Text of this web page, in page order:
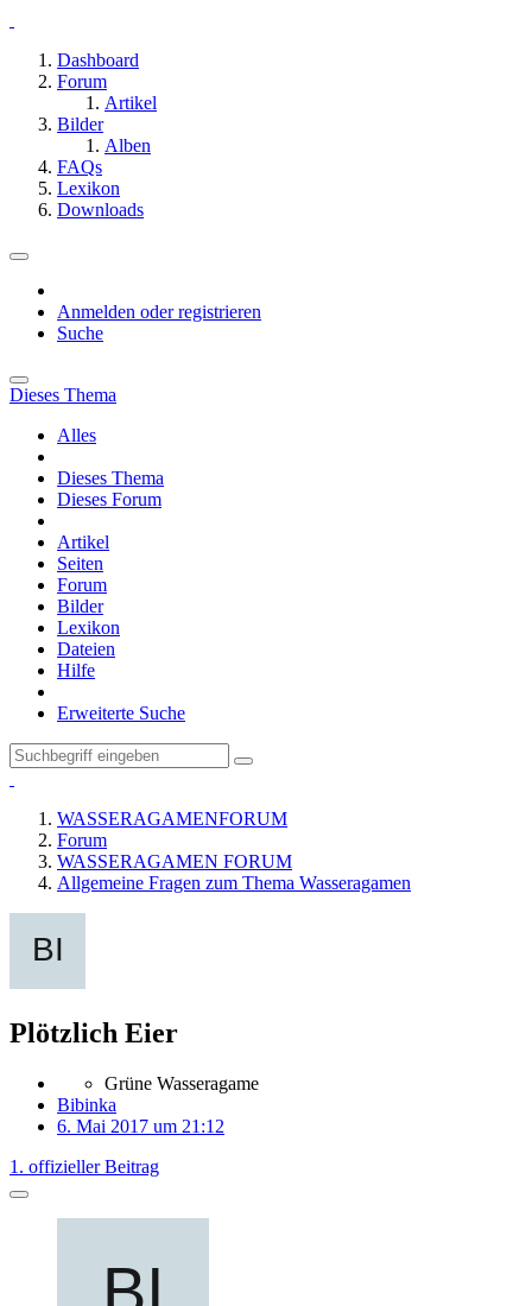
Dashboard
Forum
Artikel
Bilder
Alben
FAQs
Lexikon
Downloads
Anmelden oder registrieren
Suche
Dieses Thema
Alles
Dieses Thema
Dieses Forum
Artikel
Seiten
Forum
Bilder
Lexikon
Dateien
Hilfe
Erweiterte Suche
WASSERAGAMENFORUM
Forum
WASSERAGAMEN FORUM
Allgemeine Fragen zum Thema Wasseragamen
Plötzlich Eier
Grüne Wasseragame
Bibinka
6. Mai 2017 um 21:12
1. offizieller Beitrag